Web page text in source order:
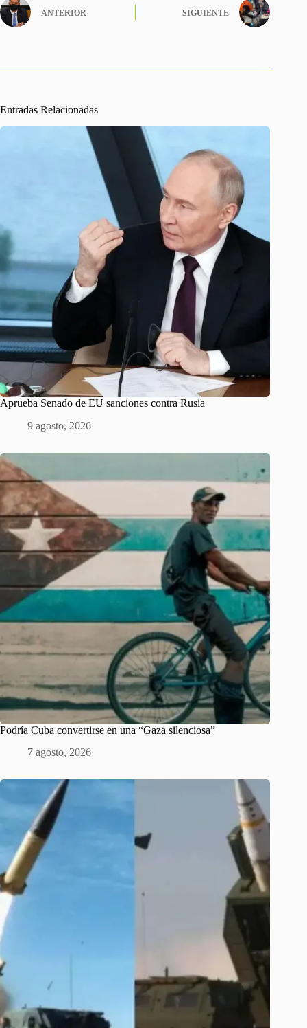
ANTERIOR SIGUIENTE
Entradas Relacionadas
Aprueba Senado de EU sanciones contra Rusia
9 agosto, 2026
Podría Cuba convertirse en una “Gaza silenciosa”
7 agosto, 2026